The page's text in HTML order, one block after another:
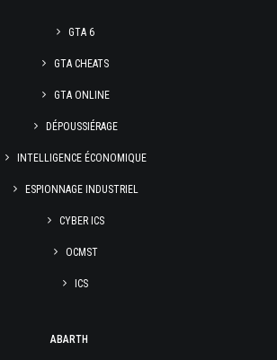
GTA 6
GTA CHEATS
GTA ONLINE
DÉPOUSSIÉRAGE
INTELLIGENCE ÉCONOMIQUE
ESPIONNAGE INDUSTRIEL
CYBER ICS
OCMST
ICS
ABARTH